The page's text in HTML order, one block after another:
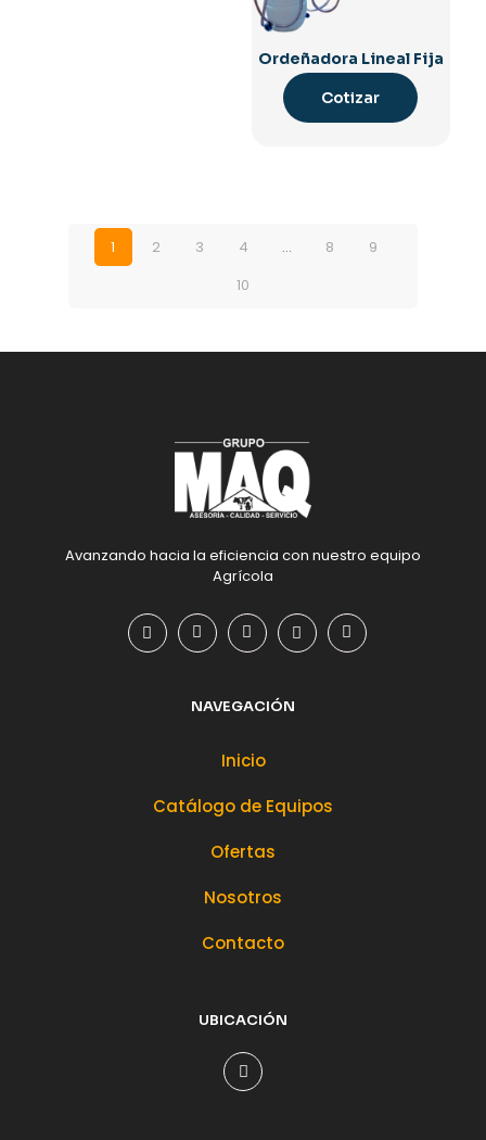
Ordeñadora Lineal Fija
Cotizar
1 2 3 4 … 8
9
10
Avanzando hacia la eficiencia con nuestro equipo
Agrícola
NAVEGACIÓN
Inicio
Catálogo de Equipos
Ofertas
Nosotros
Contacto
UBICACIÓN